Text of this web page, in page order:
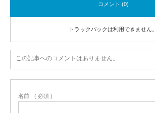
コメント (0)
トラックバックは利用できません。
この記事へのコメントはありません。
名前 ( 必須 )